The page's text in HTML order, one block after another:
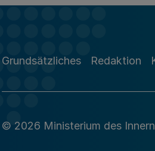
Grundsätzliches Redaktion
© 2026 Ministerium des